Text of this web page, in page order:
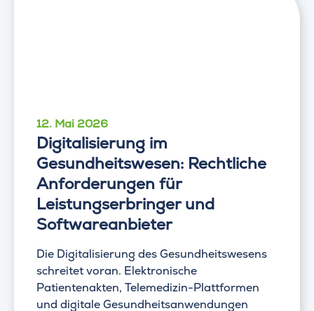
12. Mai 2026
Digitalisierung im
Gesundheitswesen: Rechtliche
Anforderungen für
Leistungserbringer und
Softwareanbieter
Die Digitalisierung des Gesundheitswesens
schreitet voran. Elektronische
Patientenakten, Telemedizin-Plattformen
und digitale Gesundheitsanwendungen